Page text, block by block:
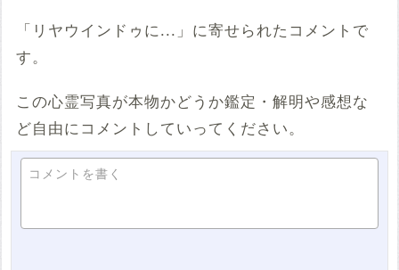
「リヤウインドゥに...」に寄せられたコメントで
す。
この心霊写真が本物かどうか鑑定・解明や感想な
ど自由にコメントしていってください。
コメントを書く